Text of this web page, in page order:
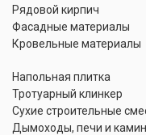
Рядовой кирпич
Фасадные материалы
Кровельные материалы
Напольная плитка
Тротуарный клинкер
Сухие строительные
Дымоходы, печи и